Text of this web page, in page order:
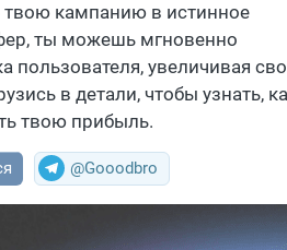
кампанию в истинное
ты можешь мгновенно
пользователя, увеличивая
в детали, чтобы узнать,
твою прибыль.
@Gooodbro